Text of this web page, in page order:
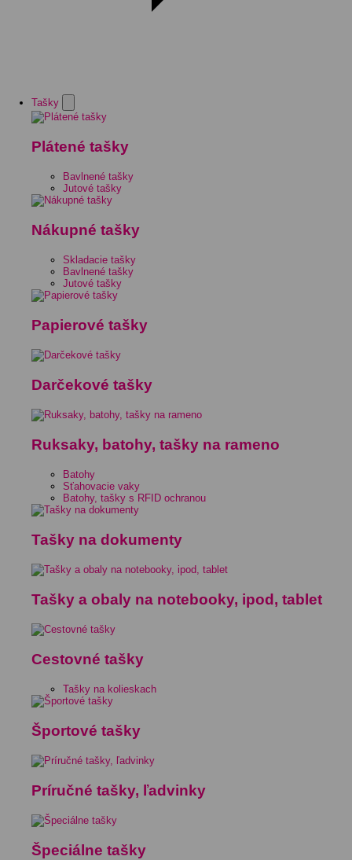
Tašky
Plátené tašky
Bavlnené tašky
Jutové tašky
Nákupné tašky
Skladacie tašky
Bavlnené tašky
Jutové tašky
Papierové tašky
Darčekové tašky
Ruksaky, batohy, tašky na rameno
Batohy
Sťahovacie vaky
Batohy, tašky s RFID ochranou
Tašky na dokumenty
Tašky a obaly na notebooky, ipod, tablet
Cestovné tašky
Tašky na kolieskach
Športové tašky
Príručné tašky, ľadvinky
Špeciálne tašky